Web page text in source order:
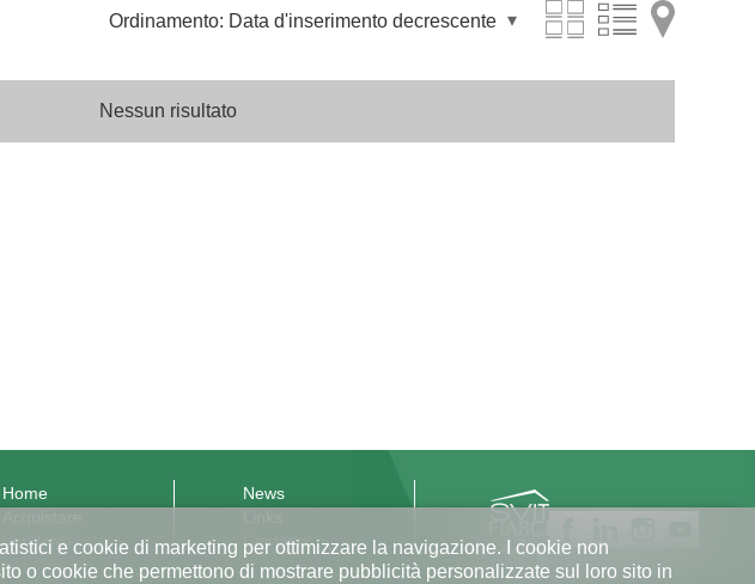
Ordinamento: Data d'inserimento decrescente
Nessun risultato
Home
Vendere
Chi siamo
News
Contatto
e cookie di marketing per ottimizzare la navigazione. I cookie non
o cookie che permettono di mostrare pubblicità personalizzate sul loro sito in